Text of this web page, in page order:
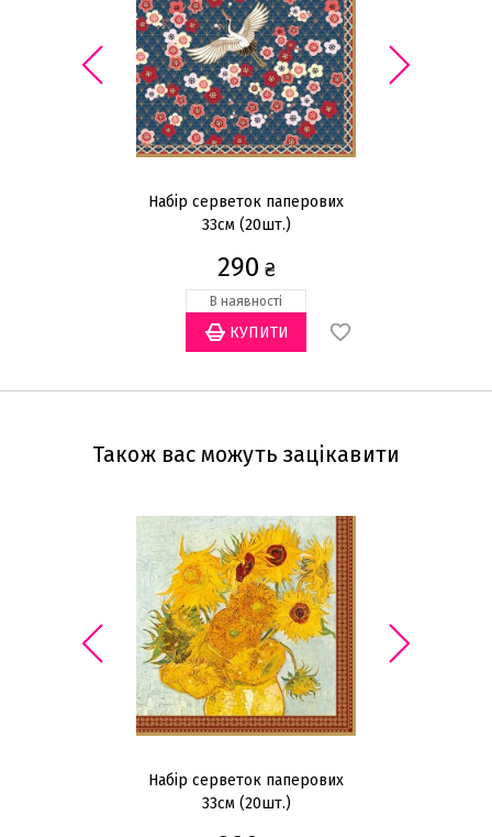
Набір серветок паперових
33см (20шт.)
290 ₴
В наявності
Також вас можуть зацікавити
Набір серветок паперових
33см (20шт.)